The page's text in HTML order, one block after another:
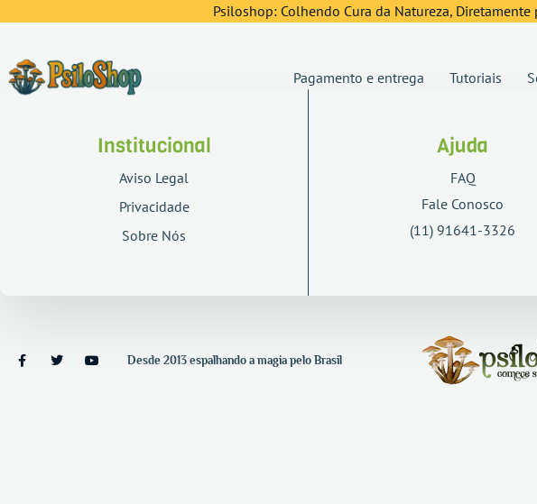
Psiloshop: Colhendo Cura da Natureza,
Pagamento e entrega Tutoriais
Institucional
Aviso Legal
Privacidade
Sobre Nós
Ajuda
FAQ
Fale Conosco
(11) 91641-3326
Desde 2013 espalhando a magia pelo Brasil